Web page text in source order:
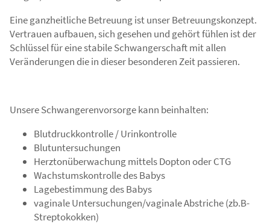
Eine ganzheitliche Betreuung ist unser Betreuungskonzept.
Vertrauen aufbauen, sich gesehen und gehört fühlen ist der
Schlüssel für eine stabile Schwangerschaft mit allen
Veränderungen die in dieser besonderen Zeit passieren.
Unsere Schwangerenvorsorge kann beinhalten:
Blutdruckkontrolle / Urinkontrolle
Blutuntersuchungen
Herztonüberwachung mittels Dopton oder CTG
Wachstumskontrolle des Babys
Lagebestimmung des Babys
vaginale Untersuchungen/vaginale Abstriche (zb.B-
Streptokokken)